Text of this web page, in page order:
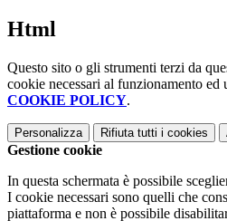
Html
Questo sito o gli strumenti terzi da
cookie necessari al funzionamento
COOKIE POLICY.
Personalizza Rifiuta tutti i cookies
Gestione cookie
In questa schermata è possibile
I cookie necessari sono quelli che
piattaforma e non è possibile